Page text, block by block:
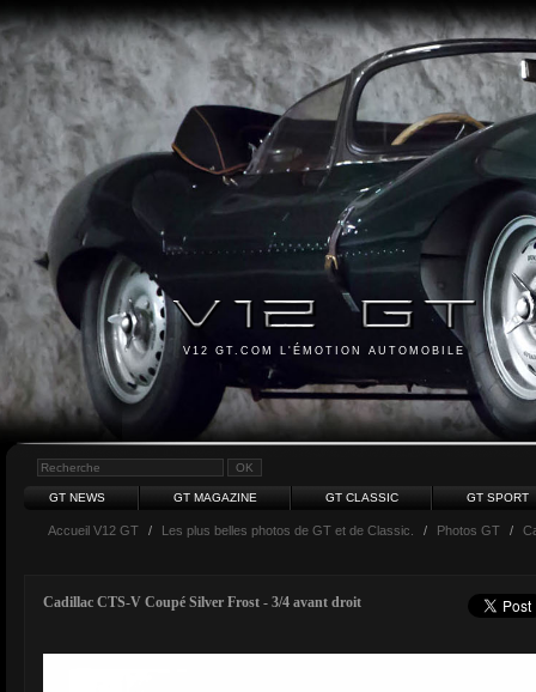
V12 GT.COM L'ÉMOTION AUTOMOBILE
GT NEWS GT MAGAZINE GT CLASSIC GT SPORT
Accueil V12 GT / Les plus belles photos de GT et de Classic. / Photos GT /
Cadillac CTS-V Coupé Silver Frost - 3/4 avant droit